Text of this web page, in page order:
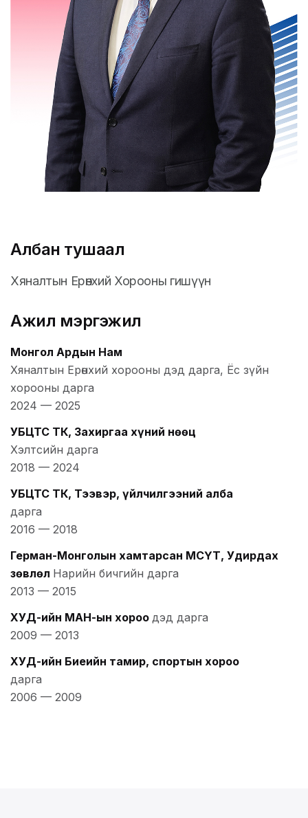
Албан тушаал
Хяналтын Ерөнхий Хорооны гишүүн
Ажил мэргэжил
Монгол Ардын Нам
Хяналтын Ерөнхий хорооны дэд дарга, Ёс зүйн
хорооны дарга
2024 — 2025
УБЦТС ТӨК, Захиргаа хүний нөөц
Хэлтсийн дарга
2018 — 2024
УБЦТС ТӨК, Тээвэр, үйлчилгээний алба
дарга
2016 — 2018
Герман-Монголын хамтарсан МСҮТ, Удирдах
зөвлөл Нарийн бичгийн дарга
2013 — 2015
ХУД-ийн МАН-ын хороо дэд дарга
2009 — 2013
ХУД-ийн Биеийн тамир, спортын хороо
дарга
2006 — 2009